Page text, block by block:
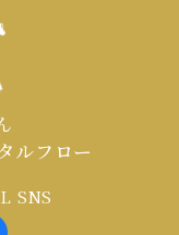
ルフロー
SNS